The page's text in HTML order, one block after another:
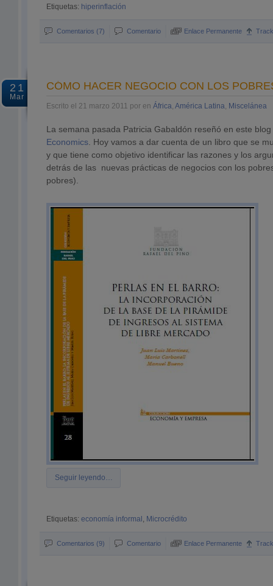
Etiquetas: hiperinflación
Comentarios (7) Comentario Enlace Permanente
21
Mar
CÓMO HACER NEGOCIO CON LOS
Escrito el 21 marzo 2011 por en África, América Latina, Miscelánea
La semana pasada Patricia Gabaldón reseñó en este
Economics . Hoy vamos a dar cuenta de un libro que se
y que tiene como objetivo identificar las razones y los
detrás de las nuevas prácticas de negocios con los
pobres).
Seguir leyendo…
Etiquetas: economía informal , Microcrédito
Comentarios (9) Comentario Enlace Permanente